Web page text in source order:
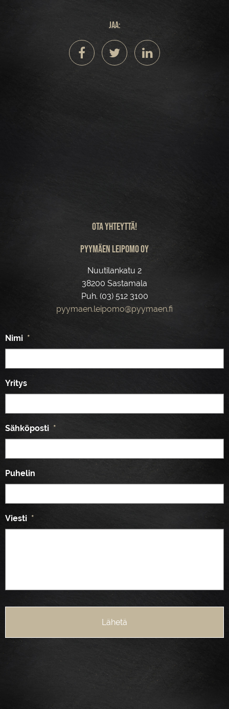
Jaa:
Ota yhteyttä!
Pyymäen leipomo Oy
Nuutilankatu 2
38200 Sastamala
Puh. (03) 512 3100
pyymaen.leipomo@pyymaen.fi
Nimi *
Yritys
Sähköposti *
Puhelin
Viesti *